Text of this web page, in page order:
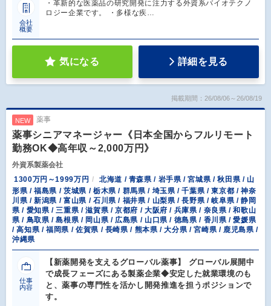
会社
概要
・革新的な医薬品の研究開発に注力する外資系バイオテクノ
ロジー企業です。 ・多様な疾…
気になる 詳細を見る
掲載期間：26/08/06～26/08/19
NEW 薬事
薬事シニアマネージャー《日本全国からフルリモート
勤務OK◆高年収～2,000万円》
外資系製薬会社
1300万円～1999万円
北海道 / 青森県 / 岩手県 / 宮城県 / 秋田県 / 山
形県 / 福島県 / 茨城県 / 栃木県 / 群馬県 / 埼玉県 / 千葉県 / 東京都 / 神奈
川県 / 新潟県 / 富山県 / 石川県 / 福井県 / 山梨県 / 長野県 / 岐阜県 / 静岡
県 / 愛知県 / 三重県 / 滋賀県 / 京都府 / 大阪府 / 兵庫県 / 奈良県 / 和歌山
県 / 鳥取県 / 島根県 / 岡山県 / 広島県 / 山口県 / 徳島県 / 香川県 / 愛媛県
/ 高知県 / 福岡県 / 佐賀県 / 長崎県 / 熊本県 / 大分県 / 宮崎県 / 鹿児島県 /
沖縄県
仕事
内容
【新薬開発を支えるグローバル薬事】 グローバル展開中
で成長フェーズにある製薬企業◆安定した就業環境のも
と、薬事の専門性を活かし開発推進を担うポジションで
す。